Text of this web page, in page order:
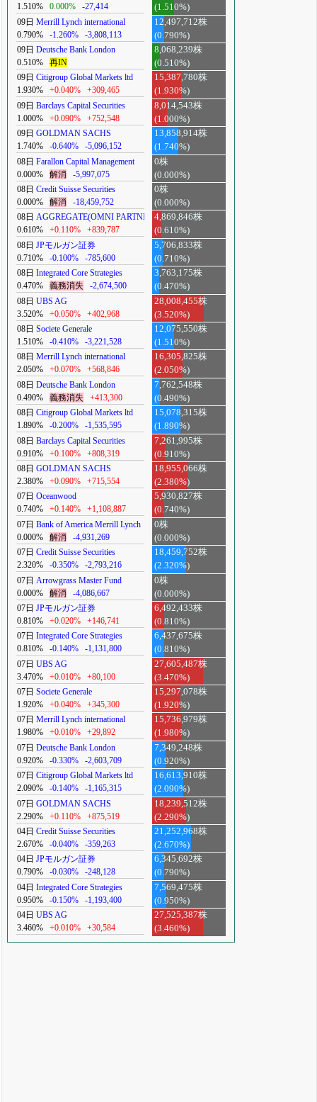
1.510%
0.000% -27,414
(1.510%)
09日 Merrill Lynch international
0.790%
-1.260% -3,808,113
12,497,712株
(0.790%)
09日 Deutsche Bank London
0.510%
再IN
8,068,239株
(0.510%)
09日 Citigroup Global Markets ltd
1.930%
+0.040% +309,465
15,387,780株
(1.930%)
09日 Barclays Capital Securities
1.000%
+0.090% +752,548
8,014,543株
(1.000%)
09日 GOLDMAN SACHS
1.740%
-0.640% -5,096,152
13,858,914株
(1.740%)
08日 Farallon Capital Management
0.000%
解消 -5,997,075
0株
(0.000%)
08日 Credit Suisse Securities
0.000%
解消 -18,459,752
0株
(0.000%)
08日 AGGREGATE(OMNI PARTNERS)
0.610%
+0.110% +839,787
4,869,846株
(0.610%)
08日 JPモルガン証券
0.710%
-0.100% -785,600
5,706,833株
(0.710%)
08日 Integrated Core Strategies
0.470%
義務消失 -2,674,500
3,763,175株
(0.470%)
08日 UBS AG
3.520%
+0.050% +402,968
28,008,455株
(3.520%)
08日 Societe Generale
1.510%
-0.410% -3,221,528
12,075,550株
(1.510%)
08日 Merrill Lynch international
2.050%
+0.070% +568,846
16,305,825株
(2.050%)
08日 Deutsche Bank London
0.490%
義務消失 +413,300
7,762,548株
(0.490%)
08日 Citigroup Global Markets ltd
1.890%
-0.200% -1,535,595
15,078,315株
(1.890%)
08日 Barclays Capital Securities
0.910%
+0.100% +808,319
7,261,995株
(0.910%)
08日 GOLDMAN SACHS
2.380%
+0.090% +715,554
18,955,066株
(2.380%)
07日 Oceanwood
0.740%
+0.140% +1,108,887
5,930,827株
(0.740%)
07日 Bank of America Merrill Lynch
0.000%
解消 -4,931,269
0株
(0.000%)
07日 Credit Suisse Securities
2.320%
-0.350% -2,793,216
18,459,752株
(2.320%)
07日 Arrowgrass Master Fund
0.000%
解消 -4,086,667
0株
(0.000%)
07日 JPモルガン証券
0.810%
+0.020% +146,741
6,492,433株
(0.810%)
07日 Integrated Core Strategies
0.810%
-0.140% -1,131,800
6,437,675株
(0.810%)
07日 UBS AG
3.470%
+0.010% +80,100
27,605,487株
(3.470%)
07日 Societe Generale
1.920%
+0.040% +345,300
15,297,078株
(1.920%)
07日 Merrill Lynch international
1.980%
+0.010% +29,892
15,736,979株
(1.980%)
07日 Deutsche Bank London
0.920%
-0.330% -2,603,709
7,349,248株
(0.920%)
07日 Citigroup Global Markets ltd
2.090%
-0.140% -1,165,315
16,613,910株
(2.090%)
07日 GOLDMAN SACHS
2.290%
+0.110% +875,519
18,239,512株
(2.290%)
04日 Credit Suisse Securities
2.670%
-0.040% -359,263
21,252,968株
(2.670%)
04日 JPモルガン証券
0.790%
-0.030% -248,128
6,345,692株
(0.790%)
04日 Integrated Core Strategies
0.950%
-0.150% -1,193,400
7,569,475株
(0.950%)
04日 UBS AG
3.460%
+0.010% +30,584
27,525,387株
(3.460%)